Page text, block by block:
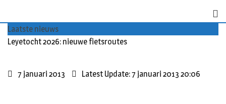
content
Laatste nieuws
Leyetocht 2026: nieuwe fietsroutes
7 januari 2013 Latest Update: 7 januari 2013 20:06